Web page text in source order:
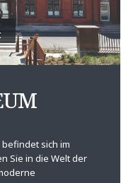
sich im
Sie in die Welt der